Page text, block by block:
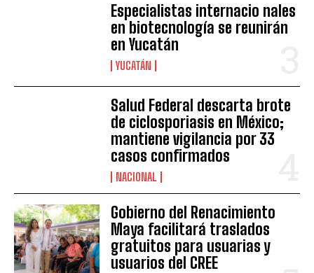
Especialistas internacio nales
en biotecnología se reunirán
en Yucatán
YUCATÁN
Salud Federal descarta brote
de ciclosporiasis en México;
mantiene vigilancia por 33
casos confirmados
NACIONAL
Gobierno del Renacimiento
Maya facilitará traslados
gratuitos para usuarias y
usuarios del CREE